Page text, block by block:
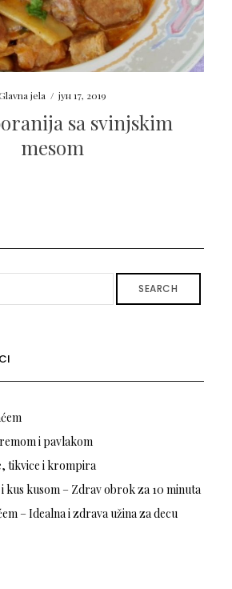
jela / јун 17, 2019
sa svinjskim
mesom
SEARCH
i pavlakom
tikvice i krompira
i kus kusom – Zdrav obrok za 10 minuta
– Idealna i zdrava užina za decu